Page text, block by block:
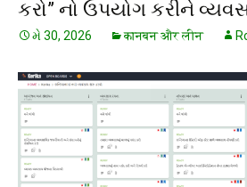
કરો” નો ઉપયોગ કરીને
મે 30, 2026 कानबन और लीन